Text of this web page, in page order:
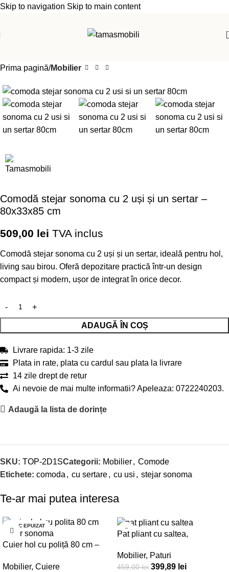
Skip to navigation Skip to main content
Prima pagină Mobilier
Comodă stejar sonoma cu 2 uși și un sertar –
80x33x85 cm
509,00 lei TVA inclus
Comodă stejar sonoma cu 2 uși și un sertar, ideală pentru hol,
living sau birou. Oferă depozitare practică într-un design
compact și modern, ușor de integrat în orice decor.
ADAUGĂ ÎN COȘ
Livrare rapida: 1-3 zile
Plata in rate, plata cu cardul sau plata la livrare
14 zile drept de retur
Ai nevoie de mai multe informatii? Apeleaza: 0722240203.
Adaugă la lista de dorințe
SKU: TOP-2D1SCategorii: Mobilier, Comode
Etichete: comoda , cu sertare, cu usi , stejar sonoma
Te-ar mai putea interesa
STOC EPUIZAT
Cuier hol cu poliță 80 cm –
Mobilier, Cuiere
-13%
Pat pliant cu saltea,
Mobilier, Paturi
459,00lei 399,89 lei